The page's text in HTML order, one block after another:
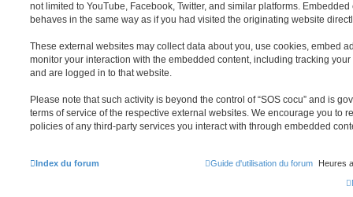
not limited to YouTube, Facebook, Twitter, and similar platforms.
behaves in the same way as if you had visited the originating website
These external websites may collect data about you, use cookies, embed
monitor your interaction with the embedded content, including tracking
and are logged in to that website.
Please note that such activity is beyond the control of “SOS cocu” and is
terms of service of the respective external websites. We encourage you to
policies of any third-party services you interact with through embedded
Index du forum Heures
Guide d'utilisation du forum